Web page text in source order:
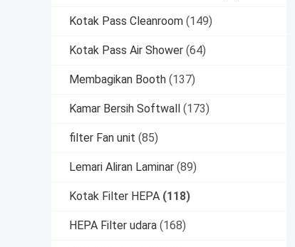
Kotak Pass Cleanroom (149)
Kotak Pass Air Shower (64)
Membagikan Booth (137)
Kamar Bersih Softwall (173)
filter Fan unit (85)
Lemari Aliran Laminar (89)
Kotak Filter HEPA (118)
HEPA Filter udara (168)